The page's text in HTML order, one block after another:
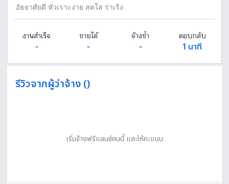
อัธยาศัยดี หัวเราะง่าย สดใส ร่าเริง
งานสำเร็จ
-
ขายได้
-
จ้างซ้ำ
-
ตอบกลับ
1 นาที
รีวิวจากผู้ว่าจ้าง ()
เริ่มจ้างฟรีแลนซ์คนนี้ และให้คะแนน